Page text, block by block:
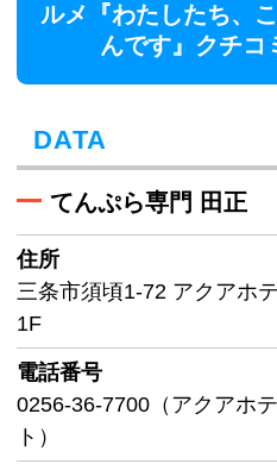
ルメ『わたしたち、
んです』クチコ
DATA
てんぷら専門 田正
住所
三条市須頃1-72 アクアホ
1F
電話番号
0256-36-7700（アクアホ
ト）